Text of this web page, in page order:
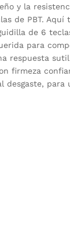
y la
de PBT.
de 6
para
respuesta
firmeza
desgaste,